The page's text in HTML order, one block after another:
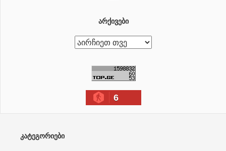
ᲐᲠᲥᲘᲕᲔᲑᲘ
ა
6
ᲙᲐᲢᲔᲒᲝᲠᲘᲔᲑᲘ